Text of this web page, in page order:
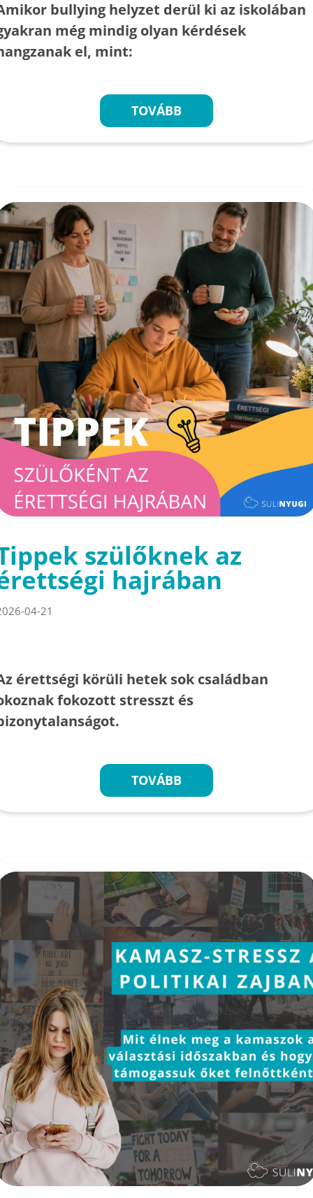
bullying helyzet derül ki az iskolában
még mindig olyan kérdések
el, mint:
TOVÁBB
szülőknek az
hajrában
04-21
érettségi körüli hetek sok családban
fokozott stresszt és
TOVÁBB